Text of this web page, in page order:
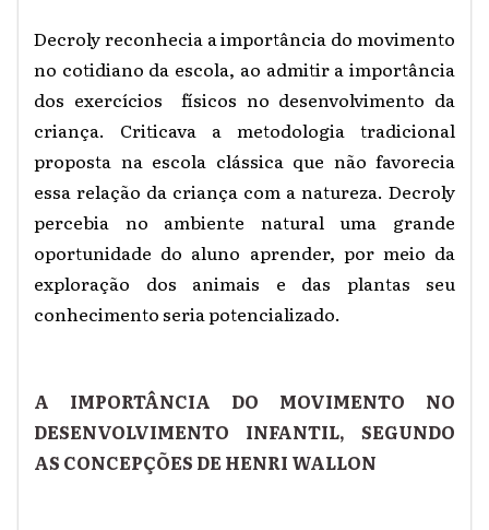
Decroly reconhecia a importância do movimento
no cotidiano da escola, ao admitir a importância
dos exercícios físicos no desenvolvimento da
criança. Criticava a metodologia tradicional
proposta na escola clássica que não favorecia
essa relação da criança com a natureza. Decroly
percebia no ambiente natural uma grande
oportunidade do aluno aprender, por meio da
exploração dos animais e das plantas seu
conhecimento seria potencializado.
A IMPORTÂNCIA DO MOVIMENTO NO
DESENVOLVIMENTO INFANTIL, SEGUNDO
AS CONCEPÇÕES DE HENRI WALLON